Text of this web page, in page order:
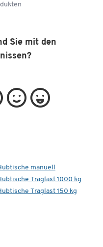
Sie mit den
manuell
Traglast 1000 kg
Traglast 150 kg